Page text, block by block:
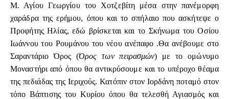
Μ. Αγίου Γεωργίου του Χοτζεβίτη μέσα στην πανέμορφη
χαράδρα της ερήμου, όπου και το σπήλαιο που ασκήτεψε ο
Προφήτης Ηλίας, εδώ βρίσκεται και το Σκήνωμα του Οσίου
Ιωάννου του Ρουμάνου του νέου ανέπαφο .Θα ανέβουμε στο
Σαραντάριο Όρος (Όρος των πειρασμών)
με το ομώνυμο
Μοναστήρι από όπου θα αντικρύσουμε και το υπέροχο θέαμα
της πεδιάδας της Ιεριχούς. Κατόπιν στον Ιορδάνη ποταμό στον
τόπο Βάπτισης του Κυρίου όπου θα τελεσθή Αγιασμός και